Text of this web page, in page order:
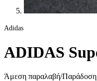
Adidas
ADIDAS
Άμεση παραλαβή/Παράδοση